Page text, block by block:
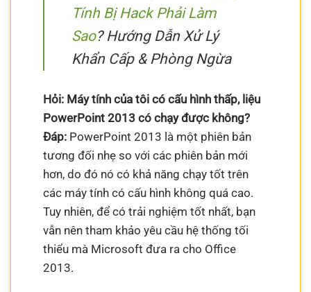
Tính Bị Hack Phải Làm
Sao? Hướng Dẫn Xử Lý
Khẩn Cấp & Phòng Ngừa
Hỏi: Máy tính của tôi có cấu hình thấp, liệu
PowerPoint 2013 có chạy được không?
Đáp: PowerPoint 2013 là một phiên bản
tương đối nhẹ so với các phiên bản mới
hơn, do đó nó có khả năng chạy tốt trên
các máy tính có cấu hình không quá cao.
Tuy nhiên, để có trải nghiệm tốt nhất, bạn
vẫn nên tham khảo yêu cầu hệ thống tối
thiểu mà Microsoft đưa ra cho Office
2013.